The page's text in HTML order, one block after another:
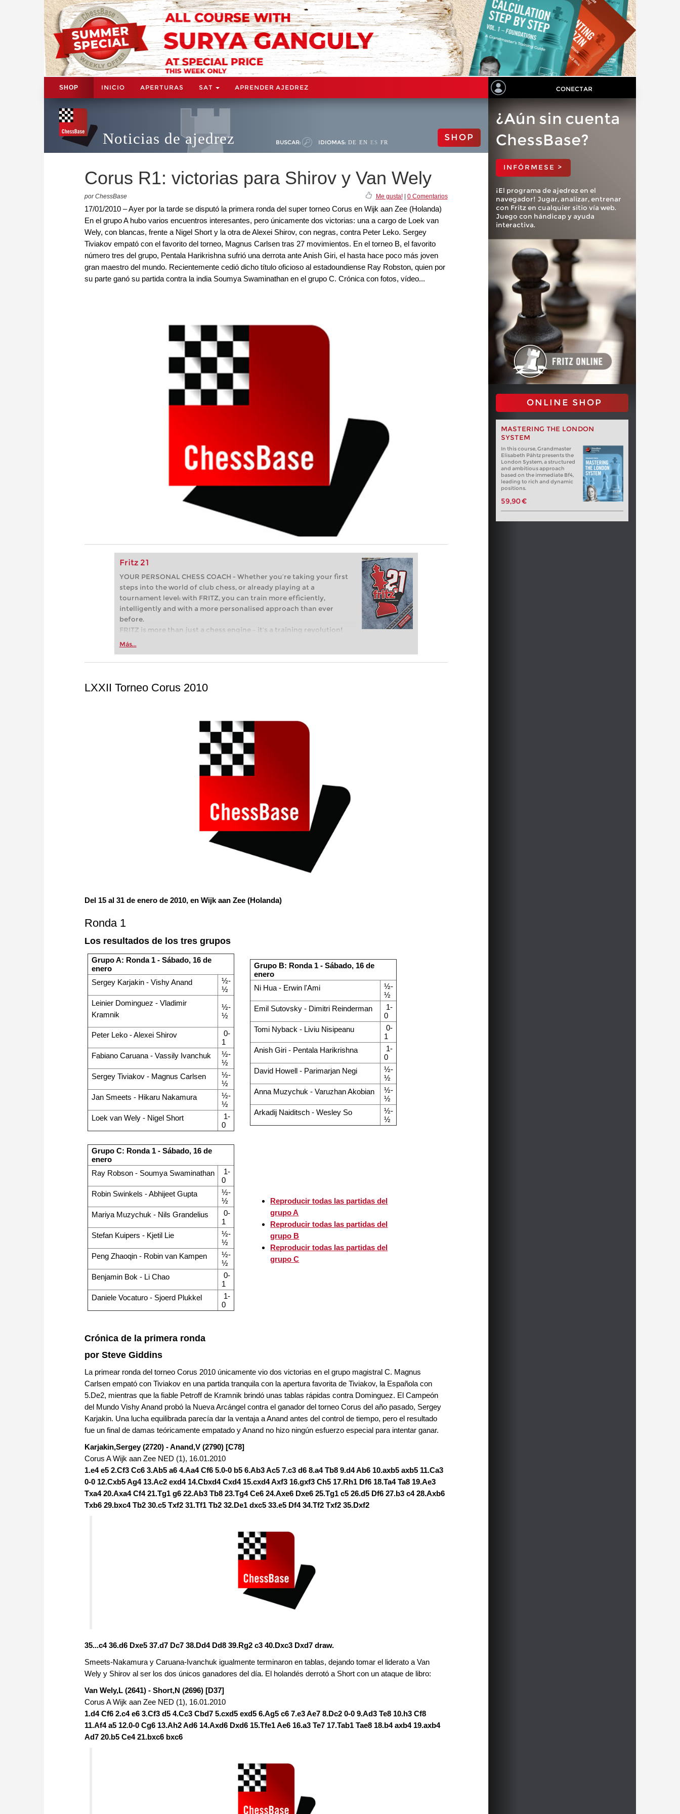
SHOP INICIO APERTURAS SAT APRENDER AJEDREZ CONECTAR
Noticias de ajedrez BUSCAR: IDIOMAS: DE EN ES FR SHOP
Corus R1: victorias para Shirov y Van Wely
por ChessBase Me gusta!| 0 Comentarios
17/01/2010 – Ayer por la tarde se disputó la primera ronda del super torneo Corus en Wijk aan Zee (Holanda)
En el grupo A hubo varios encuentros interesantes, pero únicamente dos victorias: una a cargo de Loek van
Wely, con blancas, frente a Nigel Short y la otra de Alexei Shirov, con negras, contra Peter Leko. Sergey
Tiviakov empató con el favorito del torneo, Magnus Carlsen tras 27 movimientos. En el torneo B, el favorito
número tres del grupo, Pentala Harikrishna sufrió una derrota ante Anish Giri, el hasta hace poco más joven
gran maestro del mundo. Recientemente cedió dicho título oficioso al estadoundiense Ray Robston, quien por
su parte ganó su partida contra la india Soumya Swaminathan en el grupo C. Crónica con fotos, vídeo...
Fritz 21
YOUR PERSONAL CHESS COACH - Whether you’re taking your first
steps into the world of club chess, or already playing at a
tournament level: with FRITZ, you can train more efficiently,
intelligently and with a more personalised approach than ever
before.
FRITZ is more than just a chess engine – it’s a training revolution!
Whether you’re taking your first steps into the world of club chess,
more efficiently, intelligently and with a more personalised
Más...
¿Aún sin cuenta
ChessBase?
INFÓRMESE >
¡El programa de ajedrez en el
navegador! Jugar, analizar, entrenar
con Fritz en cualquier sitio vía web.
Juego con hándicap y ayuda
interactiva.
ONLINE SHOP
MASTERING THE LONDON
SYSTEM
In this course, Grandmaster
Elisabeth Pähtz presents the
London System, a structured
and ambitious approach
based on the immediate Bf4,
leading to rich and dynamic
positions.
59,90 €
LXXII Torneo Corus 2010
Del 15 al 31 de enero de 2010, en Wijk aan Zee (Holanda)
Ronda 1
Los resultados de los tres grupos
Grupo A: Ronda 1 - Sábado, 16 de
enero
Sergey Karjakin - Vishy Anand
½-
½
Leinier Dominguez - Vladimir
Kramnik
½-
½
Peter Leko - Alexei Shirov
0-
1
Fabiano Caruana - Vassily Ivanchuk
½-
½
Sergey Tiviakov - Magnus Carlsen
½-
½
Jan Smeets - Hikaru Nakamura
½-
½
Loek van Wely - Nigel Short
1-
0
Grupo B: Ronda 1 - Sábado, 16 de
enero
Ni Hua - Erwin l'Ami
½-
½
Emil Sutovsky - Dimitri Reinderman
1-
0
Tomi Nyback - Liviu Nisipeanu
0-
1
Anish Giri - Pentala Harikrishna
1-
0
David Howell - Parimarjan Negi
½-
½
Anna Muzychuk - Varuzhan Akobian
½-
½
Arkadij Naiditsch - Wesley So
½-
½
Grupo C: Ronda 1 - Sábado, 16 de
enero
Ray Robson - Soumya Swaminathan
1-
0
Robin Swinkels - Abhijeet Gupta
½-
½
Mariya Muzychuk - Nils Grandelius
0-
1
Stefan Kuipers - Kjetil Lie
½-
½
Peng Zhaoqin - Robin van Kampen
½-
½
Benjamin Bok - Li Chao
0-
1
Daniele Vocaturo - Sjoerd Plukkel
1-
0
Reproducir todas las partidas del
grupo A
Reproducir todas las partidas del
grupo B
Reproducir todas las partidas del
grupo C
Crónica de la primera ronda
por Steve Giddins
La primear ronda del torneo Corus 2010 únicamente vio dos victorias en el grupo magistral C. Magnus
Carlsen empató con Tiviakov en una partida tranquila con la apertura favorita de Tiviakov, la Española con
5.De2, mientras que la fiable Petroff de Kramnik brindó unas tablas rápidas contra Dominguez. El Campeón
del Mundo Vishy Anand probó la Nueva Arcángel contra el ganador del torneo Corus del año pasado, Sergey
Karjakin. Una lucha equilibrada parecía dar la ventaja a Anand antes del control de tiempo, pero el resultado
fue un final de damas teóricamente empatado y Anand no hizo ningún esfuerzo especial para intentar ganar.
Karjakin,Sergey (2720) - Anand,V (2790) [C78]
Corus A Wijk aan Zee NED (1), 16.01.2010
1.e4 e5 2.Cf3 Cc6 3.Ab5 a6 4.Aa4 Cf6 5.0-0 b5 6.Ab3 Ac5 7.c3 d6 8.a4 Tb8 9.d4 Ab6 10.axb5 axb5 11.Ca3
0-0 12.Cxb5 Ag4 13.Ac2 exd4 14.Cbxd4 Cxd4 15.cxd4 Axf3 16.gxf3 Ch5 17.Rh1 Df6 18.Ta4 Ta8 19.Ae3
Txa4 20.Axa4 Cf4 21.Tg1 g6 22.Ab3 Tb8 23.Tg4 Ce6 24.Axe6 Dxe6 25.Tg1 c5 26.d5 Df6 27.b3 c4 28.Axb6
Txb6 29.bxc4 Tb2 30.c5 Txf2 31.Tf1 Tb2 32.De1 dxc5 33.e5 Df4 34.Tf2 Txf2 35.Dxf2
35...c4 36.d6 Dxe5 37.d7 Dc7 38.Dd4 Dd8 39.Rg2 c3 40.Dxc3 Dxd7 draw.
Smeets-Nakamura y Caruana-Ivanchuk igualmente terminaron en tablas, dejando tomar el liderato a Van
Wely y Shirov al ser los dos únicos ganadores del día. El holandés derrotó a Short con un ataque de libro:
Van Wely,L (2641) - Short,N (2696) [D37]
Corus A Wijk aan Zee NED (1), 16.01.2010
1.d4 Cf6 2.c4 e6 3.Cf3 d5 4.Cc3 Cbd7 5.cxd5 exd5 6.Ag5 c6 7.e3 Ae7 8.Dc2 0-0 9.Ad3 Te8 10.h3 Cf8
11.Af4 a5 12.0-0 Cg6 13.Ah2 Ad6 14.Axd6 Dxd6 15.Tfe1 Ae6 16.a3 Te7 17.Tab1 Tae8 18.b4 axb4 19.axb4
Ad7 20.b5 Ce4 21.bxc6 bxc6